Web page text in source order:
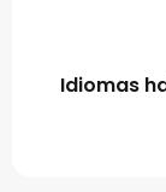
Idiomas
Idiomas